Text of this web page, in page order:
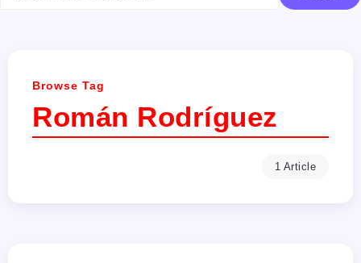
Browse Tag
Román Rodríguez
1 Article